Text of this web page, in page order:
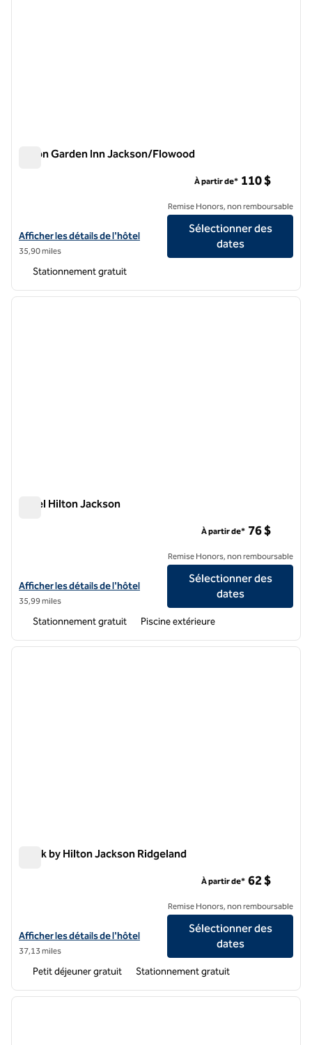
Hilton Garden Inn Jackson/Flowood
Afficher les détails de l'hôtel Hilton Garden Inn Jackson/Flowood
Afficher les détails de l'hôtel
35,90 miles
À partir de* 110 $
Remise Honors, non remboursable
Sélectionner des
dates
Stationnement gratuit
1 sur 12
Hôtel Hilton Jackson
Afficher les détails de l'hôtel Hilton Jackson
Afficher les détails de l'hôtel
35,99 miles
À partir de* 76 $
Remise Honors, non remboursable
Sélectionner des
dates
Stationnement gratuit Piscine extérieure
1 sur 11
Spark by Hilton Jackson Ridgeland
Afficher les détails de l'hôtel Spark by Hilton Jackson Ridgeland
Afficher les détails de l'hôtel
37,13 miles
À partir de* 62 $
Remise Honors, non remboursable
Sélectionner des
dates
Petit déjeuner gratuit Stationnement gratuit
1 sur 12